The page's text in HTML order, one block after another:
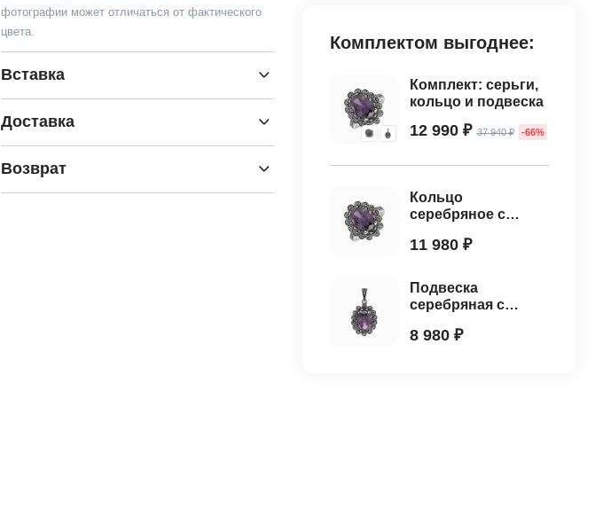
фотографии может отличаться от фактического
цвета.
Вставка
Доставка
Возврат
Комплектом выгоднее:
Комплект: серьги,
кольцо и подвеска
12 990 ₽ 37 940 ₽ -66%
Кольцо
серебряное с
аметистом и
11 980 ₽
Подвеска
серебряная с
аметистом и
8 980 ₽